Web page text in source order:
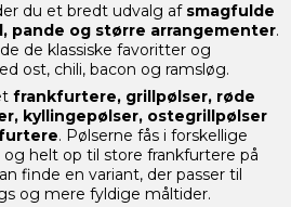
du et bredt udvalg af smagfulde
pande og større arrangementer.
de klassiske favoritter og
ost, chili, bacon og ramsløg.
frankfurtere, grillpølser, røde
kyllingepølser, ostegrillpølser
. Pølserne fås i forskellige
og helt op til store frankfurtere på
finde en variant, der passer til
og mere fyldige måltider.